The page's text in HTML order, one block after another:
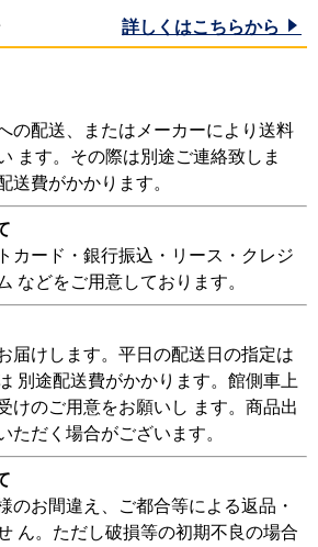
詳しくはこちらから
の配送、またはメーカーにより送料
ます。その際は別途ご連絡致しま
送費がかかります。
カード・銀行振込・リース・クレジ
などをご用意しております。
届けします。平日の配送日の指定は
別途配送費がかかります。館側車上
けのご用意をお願いし ます。商品出
ただく場合がございます。
のお間違え、ご都合等による返品・
ん。ただし破損等の初期不良の場合